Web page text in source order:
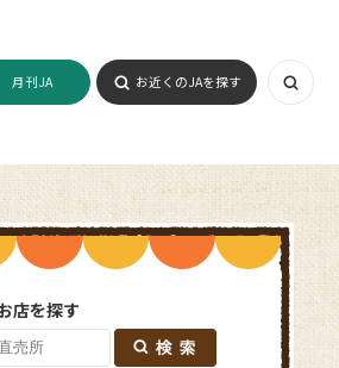
月刊JA お近くのJAを探す
店を探す